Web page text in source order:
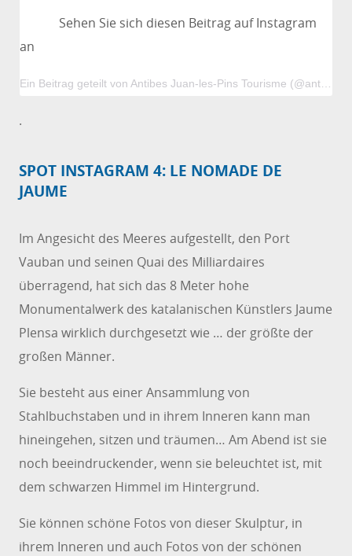
Sehen Sie sich diesen Beitrag auf Instagram
an
.
SPOT INSTAGRAM 4: LE NOMADE DE
JAUME
Im Angesicht des Meeres aufgestellt, den Port
Vauban und seinen Quai des Milliardaires
überragend, hat sich das 8 Meter hohe
Monumentalwerk des katalanischen Künstlers Jaume
Plensa wirklich durchgesetzt wie … der größte der
großen Männer.
Sie besteht aus einer Ansammlung von
Stahlbuchstaben und in ihrem Inneren kann man
hineingehen, sitzen und träumen… Am Abend ist sie
noch beeindruckender, wenn sie beleuchtet ist, mit
dem schwarzen Himmel im Hintergrund.
Sie können schöne Fotos von dieser Skulptur, in
ihrem Inneren und auch Fotos von der schönen